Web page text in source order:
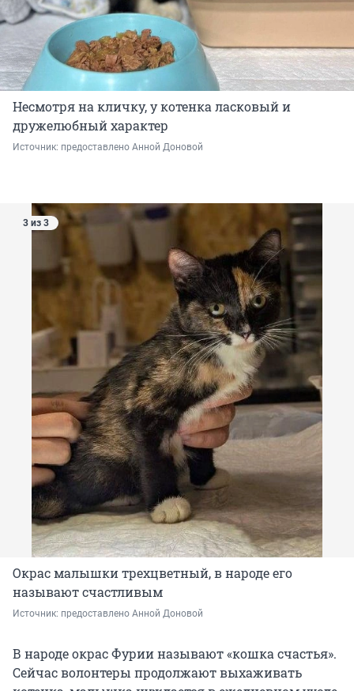
Несмотря на кличку, у котенка ласковый и
дружелюбный характер
Источник: предоставлено Анной Доновой
3 из 3
Окрас малышки трехцветный, в народе его
называют счастливым
Источник: предоставлено Анной Доновой
В народе окрас Фурии называют «кошка счастья».
Сейчас волонтеры продолжают выхаживать